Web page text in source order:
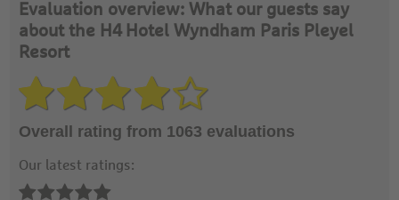
Evaluation overview: What our guests say
about the H4 Hotel Wyndham Paris Pleyel
Resort
Overall rating from 1063 evaluations
Our latest ratings: